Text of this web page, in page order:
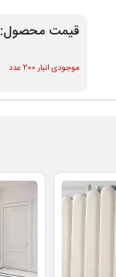
قیمت محصول:
موجودی انبار 200 عدد